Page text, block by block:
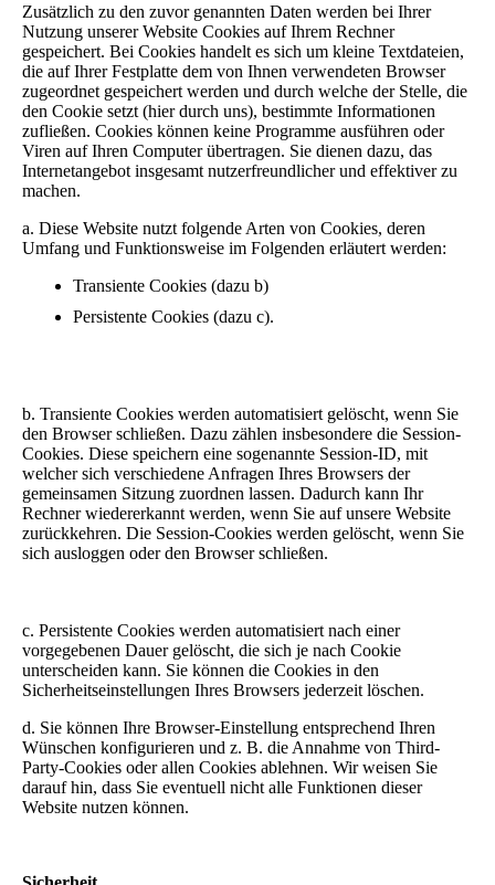
Zusätzlich zu den zuvor genannten Daten werden bei Ihrer
Nutzung unserer Website Cookies auf Ihrem Rechner
gespeichert. Bei Cookies handelt es sich um kleine Textdateien,
die auf Ihrer Festplatte dem von Ihnen verwendeten Browser
zugeordnet gespeichert werden und durch welche der Stelle, die
den Cookie setzt (hier durch uns), bestimmte Informationen
zufließen. Cookies können keine Programme ausführen oder
Viren auf Ihren Computer übertragen. Sie dienen dazu, das
Internetangebot insgesamt nutzerfreundlicher und effektiver zu
machen.
a. Diese Website nutzt folgende Arten von Cookies, deren
Umfang und Funktionsweise im Folgenden erläutert werden:
Transiente Cookies (dazu b)
Persistente Cookies (dazu c).
b. Transiente Cookies werden automatisiert gelöscht, wenn Sie
den Browser schließen. Dazu zählen insbesondere die Session-
Cookies. Diese speichern eine sogenannte Session-ID, mit
welcher sich verschiedene Anfragen Ihres Browsers der
gemeinsamen Sitzung zuordnen lassen. Dadurch kann Ihr
Rechner wiedererkannt werden, wenn Sie auf unsere Website
zurückkehren. Die Session-Cookies werden gelöscht, wenn Sie
sich ausloggen oder den Browser schließen.
c. Persistente Cookies werden automatisiert nach einer
vorgegebenen Dauer gelöscht, die sich je nach Cookie
unterscheiden kann. Sie können die Cookies in den
Sicherheitseinstellungen Ihres Browsers jederzeit löschen.
d. Sie können Ihre Browser-Einstellung entsprechend Ihren
Wünschen konfigurieren und z. B. die Annahme von Third-
Party-Cookies oder allen Cookies ablehnen. Wir weisen Sie
darauf hin, dass Sie eventuell nicht alle Funktionen dieser
Website nutzen können.